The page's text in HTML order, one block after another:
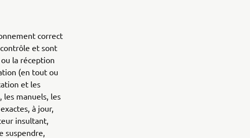
correct
et sont
la réception
(en tout ou
et les
manuels, les
à jour,
insultant,
suspendre,